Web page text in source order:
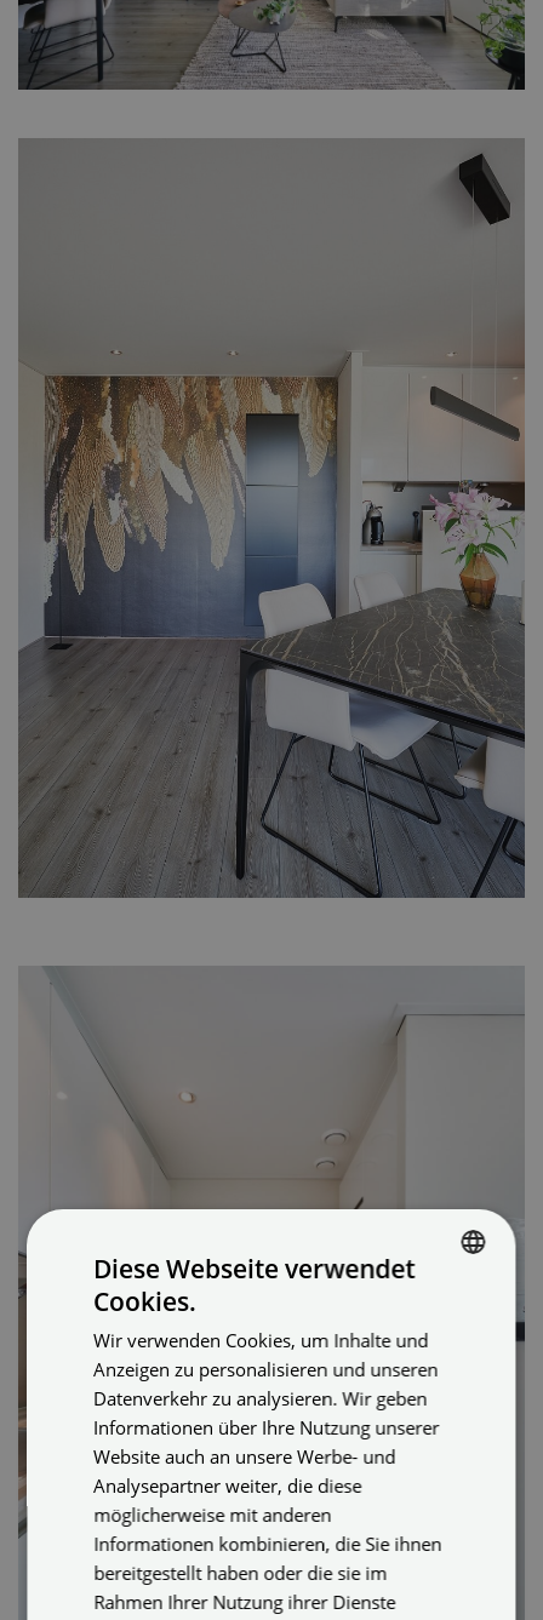
ENGLISH
Diese Webseite verwendet
Cookies.
Wir verwenden Cookies, um Inhalte und
Anzeigen zu personalisieren und unseren
Datenverkehr zu analysieren. Wir geben
Informationen über Ihre Nutzung unserer
Website auch an unsere Werbe- und
Analysepartner weiter, die diese
möglicherweise mit anderen
Informationen kombinieren, die Sie ihnen
bereitgestellt haben oder die sie im
Rahmen Ihrer Nutzung ihrer Dienste